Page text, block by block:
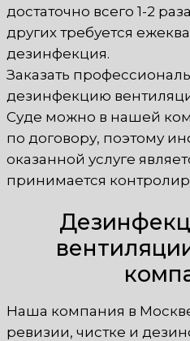
достаточно всего 1-2
других требуется
дезинфекция.
Заказать
дезинфекцию
Суде можно в нашей
по договору, поэтому
оказанной услуге
принимается
Наша компания в
ревизии, чистке и